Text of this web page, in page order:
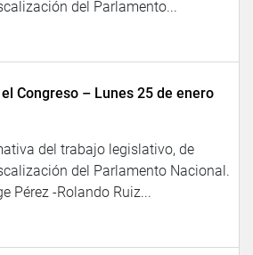
del Parlamento...
Congreso – Lunes 25 de enero
del trabajo legislativo, de
del Parlamento Nacional.
Pérez -Rolando Ruiz...